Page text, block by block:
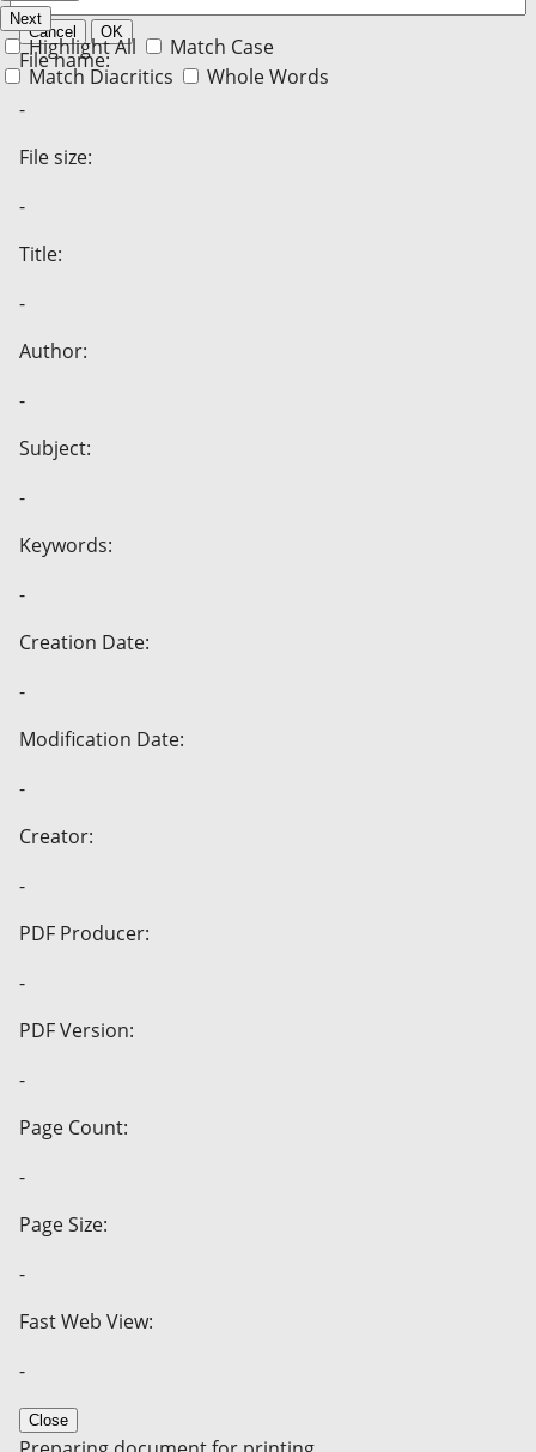
Next
Highlight All
Match Case
Match Diacritics
Whole Words
Cancel OK
File name:
-
File size:
-
Title:
-
Author:
-
Subject:
-
Keywords:
-
Creation Date:
-
Modification Date:
-
Creator:
-
PDF Producer:
-
PDF Version:
-
Page Count:
-
Page Size:
-
Fast Web View:
-
Close